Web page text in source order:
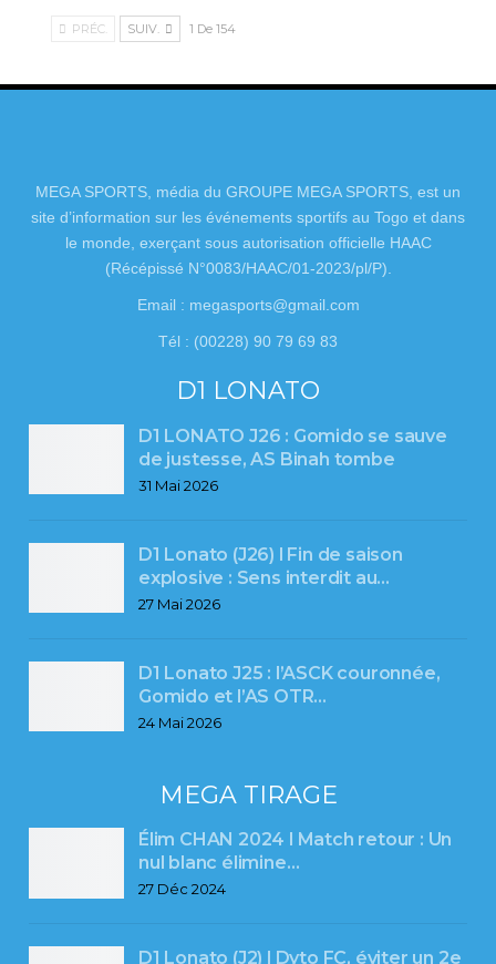
PRÉC. SUIV. 1 De 154
MEGA SPORTS, média du GROUPE MEGA SPORTS, est un
site d’information sur les événements sportifs au Togo et dans
le monde, exerçant sous autorisation officielle HAAC
(Récépissé N°0083/HAAC/01-2023/pl/P).
Email : megasports@gmail.com
Tél : (00228) 90 79 69 83
D1 LONATO
D1 LONATO J26 : Gomido se sauve
de justesse, AS Binah tombe
31 Mai 2026
D1 Lonato (J26) l Fin de saison
explosive : Sens interdit au…
27 Mai 2026
D1 Lonato J25 : l’ASCK couronnée,
Gomido et l’AS OTR…
24 Mai 2026
MEGA TIRAGE
Élim CHAN 2024 l Match retour : Un
nul blanc élimine…
27 Déc 2024
D1 Lonato (J2) l Dyto FC, éviter un 2e